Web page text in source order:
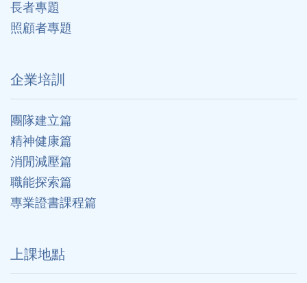
長者專題
照顧者專題
企業培訓
團隊建立篇
精神健康篇
消閒減壓篇
職能探索篇
專業證書課程篇
上課地點